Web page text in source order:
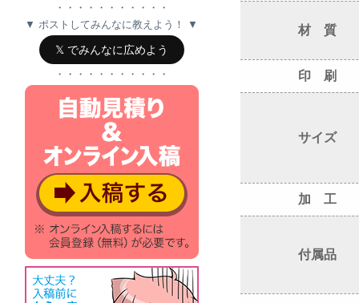
材 質
印 刷
サイズ
加 工
付属品
・・・・・・・・・・・
▼ ポストしてみんなに教えよう！ ▼
𝕏 でみんなに広めよう
・・・・・・・・・・・